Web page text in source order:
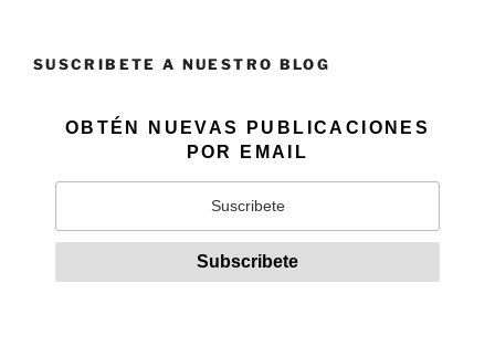
SUSCRIBETE A NUESTRO BLOG
OBTÉN NUEVAS PUBLICACIONES
POR EMAIL